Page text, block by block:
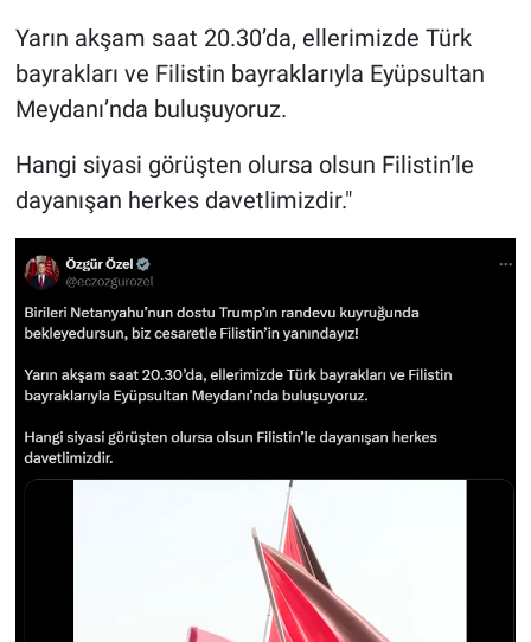
Yarın akşam saat 20.30’da, ellerimizde Türk
bayrakları ve Filistin bayraklarıyla Eyüpsultan
Meydanı’nda buluşuyoruz.
Hangi siyasi görüşten olursa olsun Filistin’le
dayanışan herkes davetlimizdir."
Sağlık
Spor
Teknoloji
Türkiye'nin Gündemi
Yerel Gündem
Yerel Yaşam
Canlı Yayın